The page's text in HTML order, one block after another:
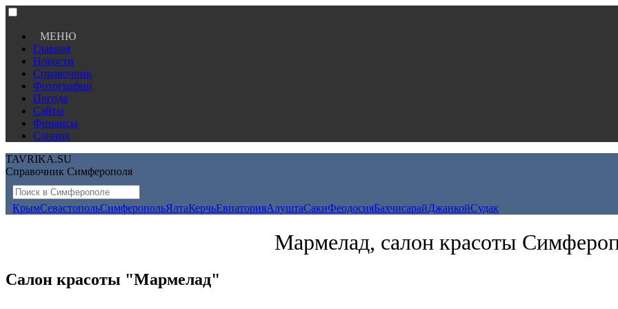
МЕНЮ
Главная
Новости
Справочник
Фотографии
Погода
Сайты
Финансы
Сонник
TAVRIKA.SU
Справочник Симферополя
КрымСевастопольСимферопольЯлтаКерчьЕвпаторияАлуштаСакиФеодосияБахчисарайДжанкойСудак
Мармелад, салон красоты
Салон красоты "Мармелад"